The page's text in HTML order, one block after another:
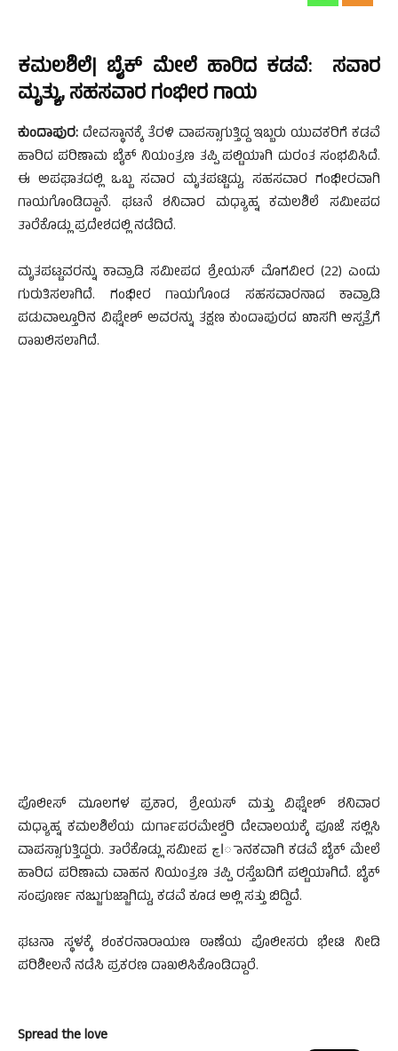
ಕಮಲಶಿಲೆ| ಬೈಕ್ ಮೇಲೆ ಹಾರಿದ ಕಡವೆ: ಸವಾರ
ಮೃತ್ಯು, ಸಹಸವಾರ ಗಂಭೀರ ಗಾಯ
ಕುಂದಾಪುರ: ದೇವಸ್ಥಾನಕ್ಕೆ ತೆರಳಿ ವಾಪಸ್ಸಾಗುತ್ತಿದ್ದ ಇಬ್ಬರು ಯುವಕರಿಗೆ ಕಡವೆ
ಹಾರಿದ ಪರಿಣಾಮ ಬೈಕ್ ನಿಯಂತ್ರಣ ತಪ್ಪಿ ಪಲ್ಟಿಯಾಗಿ ದುರಂತ ಸಂಭವಿಸಿದೆ.
ಈ ಅಪಘಾತದಲ್ಲಿ ಒಬ್ಬ ಸವಾರ ಮೃತಪಟ್ಟಿದ್ದು, ಸಹಸವಾರ ಗಂಭೀರವಾಗಿ
ಗಾಯಗೊಂಡಿದ್ದಾನೆ. ಘಟನೆ ಶನಿವಾರ ಮಧ್ಯಾಹ್ನ ಕಮಲಶಿಲೆ ಸಮೀಪದ
ತಾರೆಕೊಡ್ಲು ಪ್ರದೇಶದಲ್ಲಿ ನಡೆದಿದೆ.
ಮೃತಪಟ್ಟವರನ್ನು ಕಾವ್ರಾಡಿ ಸಮೀಪದ ಶ್ರೇಯಸ್ ಮೊಗವೀರ (22) ಎಂದು
ಗುರುತಿಸಲಾಗಿದೆ. ಗಂಭೀರ ಗಾಯಗೊಂಡ ಸಹಸವಾರನಾದ ಕಾವ್ರಾಡಿ
ಪಡುವಾಲ್ತೂರಿನ ವಿಘ್ನೇಶ್ ಅವರನ್ನು ತಕ್ಷಣ ಕುಂದಾಪುರದ ಖಾಸಗಿ ಆಸ್ಪತ್ರೆಗೆ
ದಾಖಲಿಸಲಾಗಿದೆ.
ಪೊಲೀಸ್ ಮೂಲಗಳ ಪ್ರಕಾರ, ಶ್ರೇಯಸ್ ಮತ್ತು ವಿಘ್ನೇಶ್ ಶನಿವಾರ
ಮಧ್ಯಾಹ್ನ ಕಮಲಶಿಲೆಯ ದುರ್ಗಾಪರಮೇಶ್ವರಿ ದೇವಾಲಯಕ್ಕೆ ಪೂಜೆ ಸಲ್ಲಿಸಿ
ವಾಪಸ್ಸಾಗುತ್ತಿದ್ದರು. ತಾರೆಕೊಡ್ಲು ಸಮೀಪ اچಾನಕವಾಗಿ ಕಡವೆ ಬೈಕ್ ಮೇಲೆ
ಹಾರಿದ ಪರಿಣಾಮ ವಾಹನ ನಿಯಂತ್ರಣ ತಪ್ಪಿ ರಸ್ತೆಬದಿಗೆ ಪಲ್ಟಿಯಾಗಿದೆ. ಬೈಕ್
ಸಂಪೂರ್ಣ ನಜ್ಜುಗುಜ್ಜಾಗಿದ್ದು, ಕಡವೆ ಕೂಡ ಅಲ್ಲಿ ಸತ್ತು ಬಿದ್ದಿದೆ.
ಘಟನಾ ಸ್ಥಳಕ್ಕೆ ಶಂಕರನಾರಾಯಣ ಠಾಣೆಯ ಪೊಲೀಸರು ಭೇಟಿ ನೀಡಿ
ಪರಿಶೀಲನೆ ನಡೆಸಿ ಪ್ರಕರಣ ದಾಖಲಿಸಿಕೊಂಡಿದ್ದಾರೆ.
Spread the love